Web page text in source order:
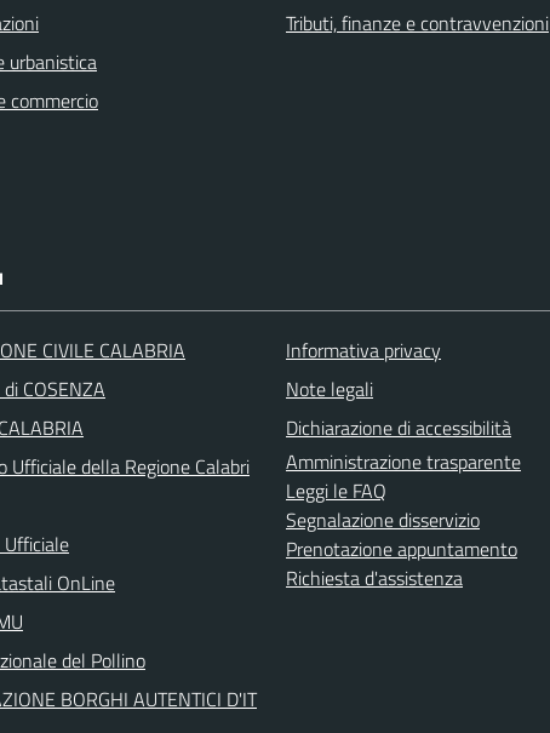
urbanistica
commercio
Tributi, finanze e contravvenzioni
CIVILE CALABRIA
COSENZA
Ufficiale della Regione Calabri
OnLine
del Pollino
BORGHI AUTENTICI D'IT
Informativa privacy
Note legali
Dichiarazione di accessibilità
Amministrazione trasparente
Leggi le FAQ
Segnalazione disservizio
Prenotazione appuntamento
Richiesta d'assistenza